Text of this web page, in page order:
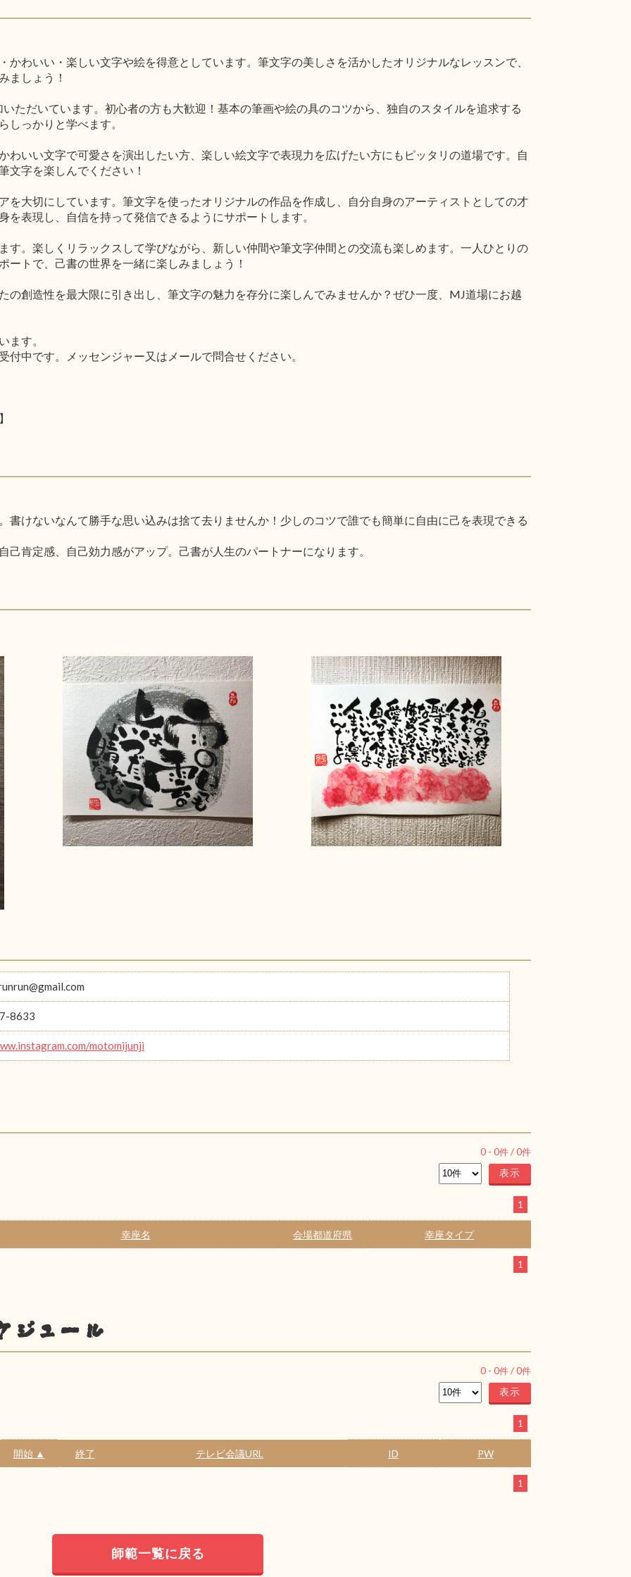
かわいい・楽しい文字や絵を得意としています。筆文字の美しさを活かしたオリジナルなレッスンで、
ましょう！
ただいています。初心者の方も大歓迎！基本の筆画や絵の具のコツから、独自のスタイルを追求する
しっかりと学べます。
わいい文字で可愛さを演出したい方、楽しい絵文字で表現力を広げたい方にもピッタリの道場です。自
文字を楽しんでください！
を大切にしています。筆文字を使ったオリジナルの作品を作成し、自分自身のアーティストとしての才
表現し、自信を持って発信できるようにサポートします。
す。楽しくリラックスして学びながら、新しい仲間や筆文字仲間との交流も楽しめます。一人ひとりの
トで、己書の世界を一緒に楽しみましょう！
の創造性を最大限に引き出し、筆文字の魅力を存分に楽しんでみませんか？ぜひ一度、MJ道場にお越
ます。
中です。メッセンジャー又はメールで問合せください。
書けないなんて勝手な思い込みは捨て去りませんか！少しのコツで誰でも簡単に自由に己を表現できる
肯定感、自己効力感がアップ。己書が人生のパートナーになります。
8633
motomijunji
0 - 0件 /0件
1
幸座名 会場都道府県 幸座タイプ
1
ジュール
0 - 0件 /0件
1
開始 ▲ 終了 テレビ会議URL ID PW
1
師範一覧に戻る